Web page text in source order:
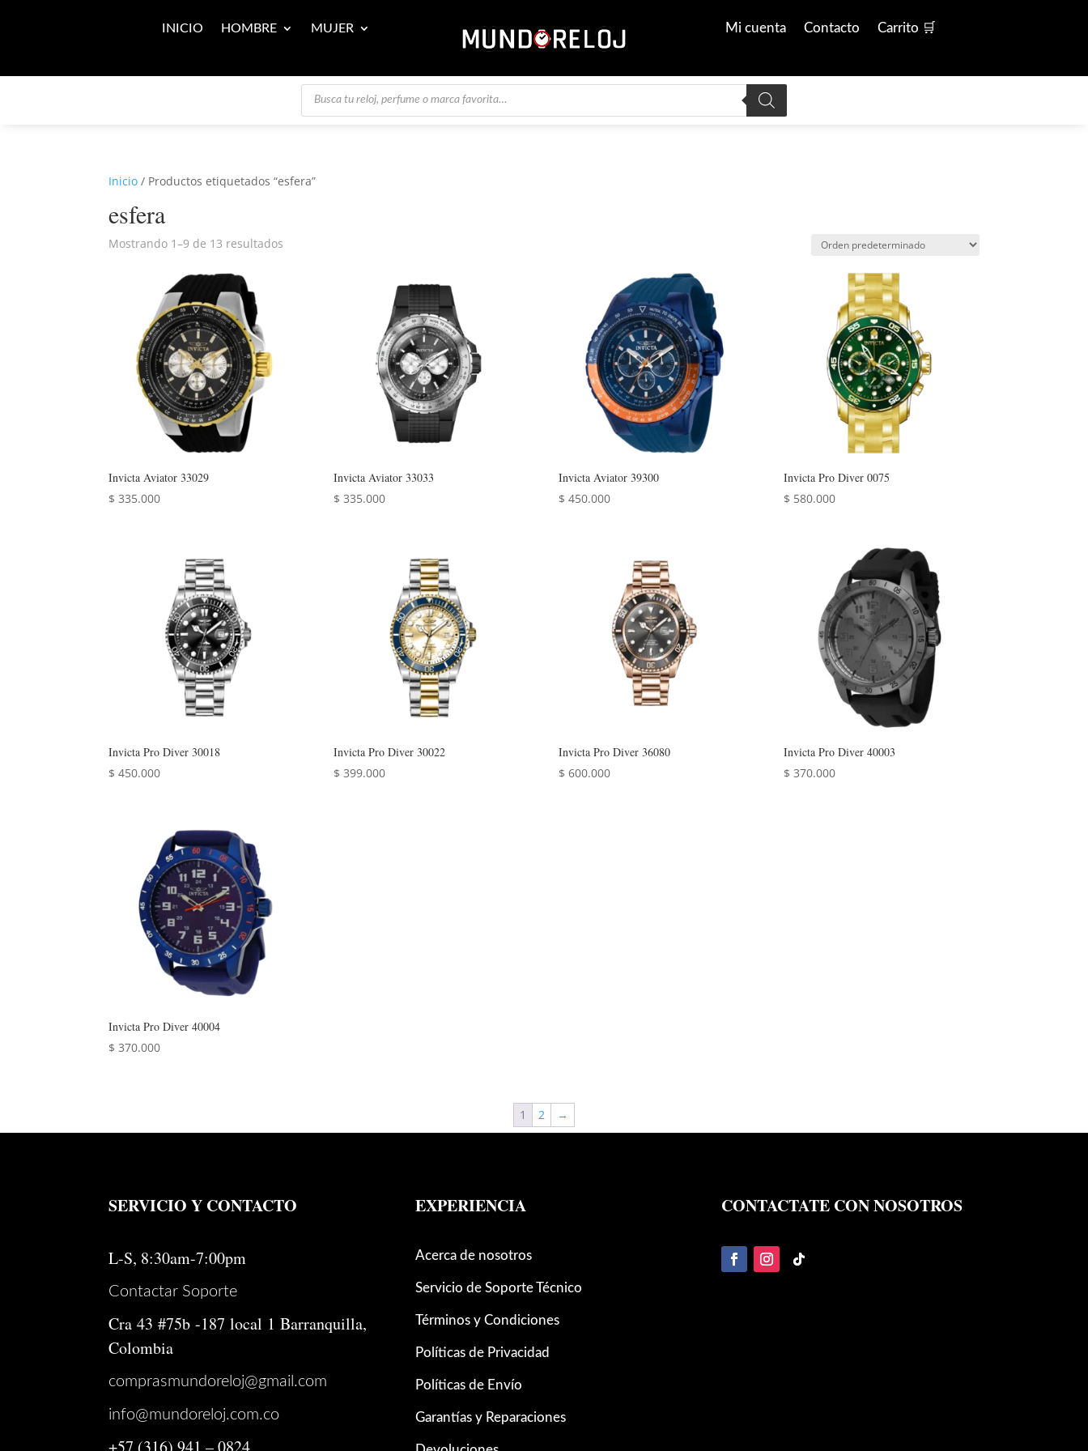
INICIO HOMBRE MUJER Mi cuenta Contacto Carrito 🛒
Búsqueda
productos
Inicio / Productos etiquetados “esfera”
esfera
Mostrando 1–9 de 13 resultados
Invicta Aviator 33029
$ 335.000
Invicta Aviator 33033
$ 335.000
Invicta Aviator 39300
$ 450.000
Invicta Pro Diver 0075
$ 580.000
Invicta Pro Diver 30018
$ 450.000
Invicta Pro Diver 30022
$ 399.000
Invicta Pro Diver 36080
$ 600.000
Invicta Pro Diver 40003
$ 370.000
Invicta Pro Diver 40004
$ 370.000
1 2 →
SERVICIO Y CONTACTO
L-S, 8:30am-7:00pm
Contactar Soporte
Cra 43 #75b -187 local 1 Barranquilla,
Colombia
comprasmundoreloj@gmail.com
info@mundoreloj.com.co
+57 (316) 941 – 0824
EXPERIENCIA
Acerca de nosotros
Servicio de Soporte Técnico
Términos y Condiciones
Políticas de Privacidad
Políticas de Envío
Garantías y Reparaciones
CONTACTATE CON NOSOTROS